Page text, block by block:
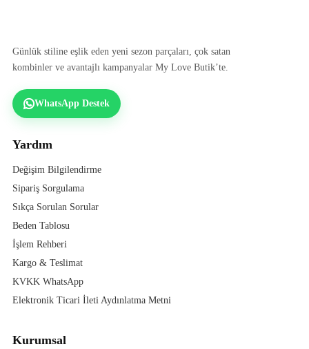
Günlük stiline eşlik eden yeni sezon parçaları, çok satan
kombinler ve avantajlı kampanyalar My Love Butik’te.
WhatsApp Destek
Yardım
Değişim Bilgilendirme
Sipariş Sorgulama
Sıkça Sorulan Sorular
Beden Tablosu
İşlem Rehberi
Kargo & Teslimat
KVKK WhatsApp
Elektronik Ticari İleti Aydınlatma Metni
Kurumsal